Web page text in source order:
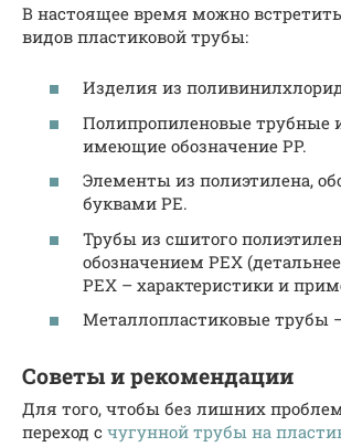
В настоящее время можно
видов пластиковой трубы:
Изделия из
Полипропиленовые трубные
имеющие обозначение PP.
Элементы из полиэтилена,
буквами PE.
Трубы из сшитого
обозначением PEX
PEX – характеристики и
Металлопластиковые трубы
Советы и рекомендации
Для того, чтобы без лишних
переход с чугунной трубы на